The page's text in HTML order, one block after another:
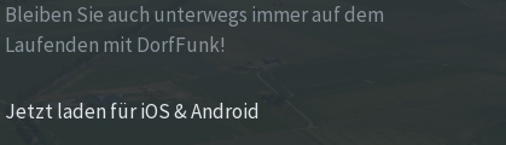
Bleiben Sie auch unterwegs immer auf dem
Laufenden mit DorfFunk!
Jetzt laden für iOS & Android